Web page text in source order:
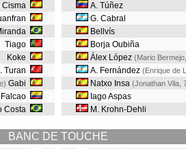
Cisma
Tiago
Koke
Turan
) Gabi
Falcao
Costa
A. Túñez
G. Cabral
Bellvís
Borja Oubiña
Álex López (Mario
A. Fernández (Enrique de
Natxo Insa (Jonathan Vila,
Iago Aspas
M. Krohn-Dehli
BANC DE TOUCHE